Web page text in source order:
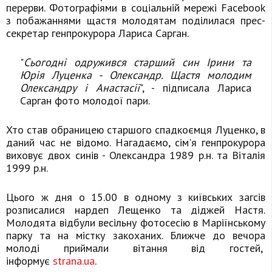
перерви. Фотографіями в соціальній мережі Facebook
з побажаннями щастя молодятам поділилася прес-
секретар генпрокурора Лариса Сарган.
"Сьогодні одружився старший син Ірини та
Юрія Луценка - Олександр. Щастя молодим
Олександру і Анастасії", - підписала Лариса
Сарган фото молодої пари.
Хто став обраницею старшого спадкоємця Луценко, в
даний час не відомо. Нагадаємо, сім'я генпрокурора
виховує двох синів - Олександра 1989 р.н. та Віталія
1999 р.н.
Цього ж дня о 15.00 в одному з київських загсів
розписалися нардеп Лещенко та діджей Настя.
Молодята відбули весільну фотосесію в Маріїнському
парку та на містку закоханих. Ближче до вечора
молоді приймали вітання від гостей,
інформує strana.ua.